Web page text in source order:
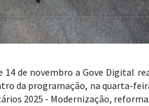
de novembro a Gove Digital
da programação, na quarta-
2025 - Modernização,